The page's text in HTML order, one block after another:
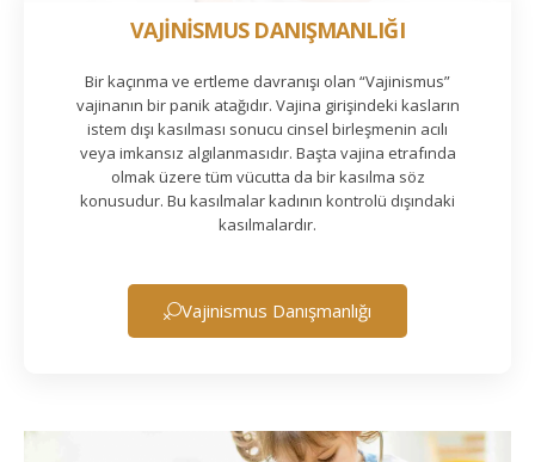
VAJİNİSMUS DANIŞMANLIĞI
Bir kaçınma ve ertleme davranışı olan “Vajinismus”
vajinanın bir panik atağıdır. Vajina girişindeki kasların
istem dışı kasılması sonucu cinsel birleşmenin acılı
veya imkansız algılanmasıdır. Başta vajina etrafında
olmak üzere tüm vücutta da bir kasılma söz
konusudur. Bu kasılmalar kadının kontrolü dışındaki
kasılmalardır.
Vajinismus Danışmanlığı